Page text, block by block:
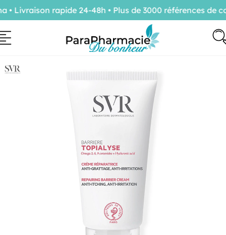
rapide 24-48h • Plus de 3000 références de